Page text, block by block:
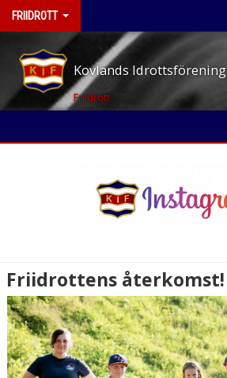
FRIIDROTT
Kovlands Idrottsförening
Friidrott
DOKUMENT
KONTAKT
Friidrottens återkomst!